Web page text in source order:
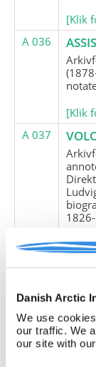
Danish Arctic
We use
our traffic. We
our site with
[Klik
A 036
[Klik
A 037
[Klik
A 038
der